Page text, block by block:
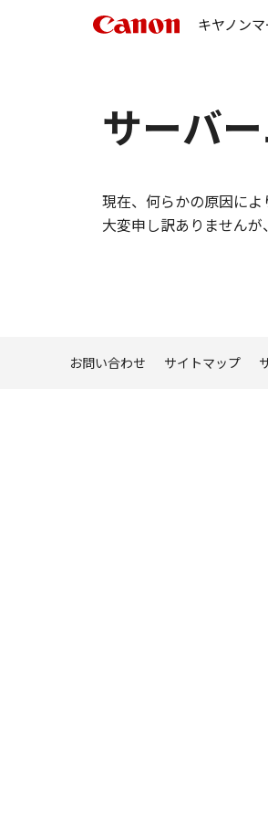
キヤノン
サーバ
現在、何らかの原因によ
大変申し訳ありませんが
お問い合わせ サイトマップ